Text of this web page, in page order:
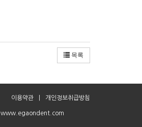
목록
이용약관 개인정보취급방침
www.egaondent.com